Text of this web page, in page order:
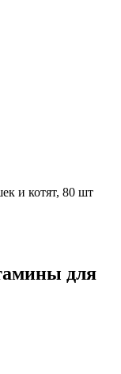
и котят, 80 шт
для